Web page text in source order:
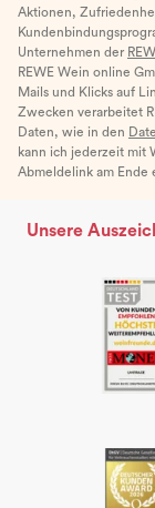
Aktionen,
Unternehmen der
REWE Wein online
Mails und Klicks auf
Zwecken verarbeitet
Daten, wie in den
kann ich jederzeit mit
Abmeldelink am Ende
Unsere